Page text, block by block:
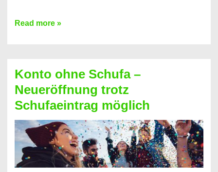
Mit
Sie
einen
Kredit
ohne
Einkommensnachweis
Read more »
Konto ohne Schufa –
Neueröffnung trotz
Schufaeintrag möglich